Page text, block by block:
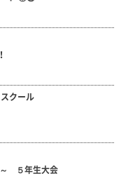
クール
～ ５年生大会